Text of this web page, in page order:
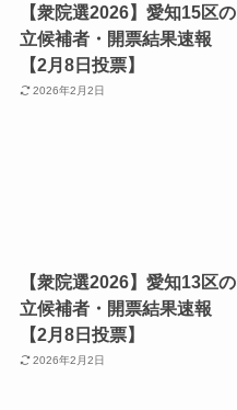
【衆院選2026】愛知15区の
立候補者・開票結果速報
【2月8日投票】
2026年2月2日
【衆院選2026】愛知13区の
立候補者・開票結果速報
【2月8日投票】
2026年2月2日